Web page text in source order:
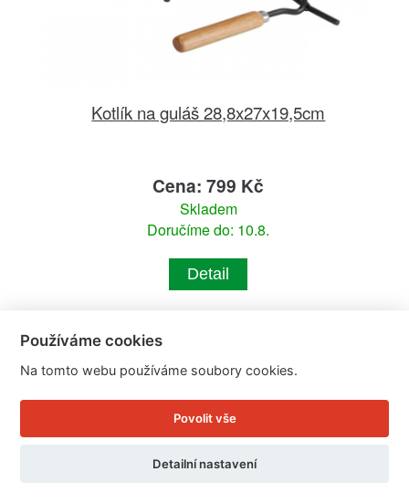
Kotlík na guláš 28,8x27x19,5cm
Cena: 799 Kč
Skladem
Doručíme do: 10.8.
Detail
Používáme cookies
Na tomto webu používáme soubory cookies.
Povolit vše
Detailní nastavení